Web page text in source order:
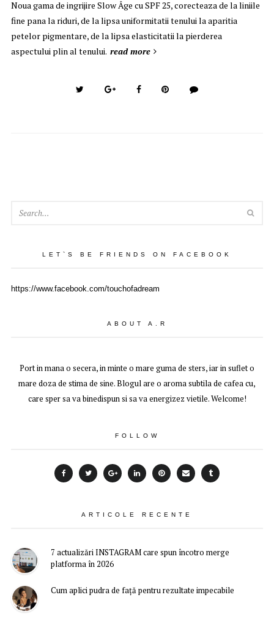
Noua gama de ingrijire Slow Âge cu SPF 25, corecteaza de la liniile
fine pana la riduri, de la lipsa uniformitatii tenului la aparitia
petelor pigmentare, de la lipsa elasticitatii la pierderea
aspectului plin al tenului. read more
LET`S BE FRIENDS ON FACEBOOK
https://www.facebook.com/touchofadream
ABOUT A.R
Port in mana o secera, in minte o mare guma de sters, iar in suflet o
mare doza de stima de sine. Blogul are o aroma subtila de cafea cu,
care sper sa va binedispun si sa va energizez vietile. Welcome!
FOLLOW
ARTICOLE RECENTE
7 actualizări INSTAGRAM care spun încotro merge
platforma în 2026
Cum aplici pudra de față pentru rezultate impecabile